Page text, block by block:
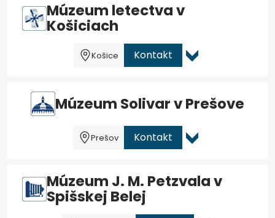
Múzeum letectva v
Košiciach
Košice Kontakt
Múzeum Solivar v Prešove
Prešov Kontakt
Múzeum J. M. Petzvala v
Spišskej Belej